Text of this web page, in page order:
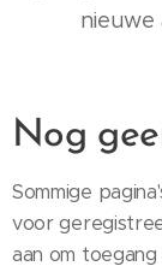
Nog
Sommige
voor
aan om